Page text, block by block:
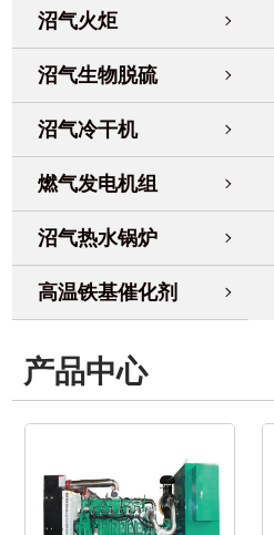
沼气火炬
沼气生物脱硫
沼气冷干机
燃气发电机组
沼气热水锅炉
高温铁基催化剂
产品中心